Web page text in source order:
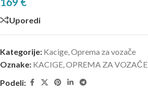
Uporedi
Kategorije: Kacige,Oprema za vozače
Oznake: KACIGE,OPREMA ZA VOZAČE
Podeli: